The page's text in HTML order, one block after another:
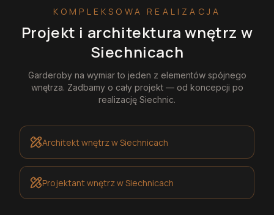
KOMPLEKSOWA REALIZACJA
Projekt i architektura wnętrz w
Siechnicach
Garderoby na wymiarto jeden z elementów spójnego
wnętrza. Zadbamy o cały projekt — od koncepcji po
realizację Siechnic.
Architekt wnętrzw Siechnicach
Projektant wnętrzw Siechnicach